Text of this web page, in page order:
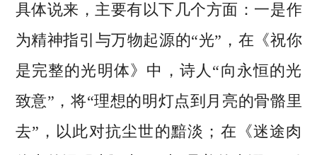
具体说来，主要有以下几个方面：一是作
为精神指引与万物起源的“光”，在《祝你
是完整的光明体》中，诗人“向永恒的光
致意”，将“理想的明灯点到月亮的骨骼里
去”，以此对抗尘世的黯淡；在《迷途肉